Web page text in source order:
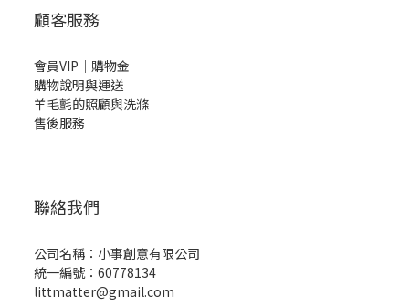
顧客服務
會員VIP｜購物金
購物說明與運送
羊毛氈的照顧與洗滌
售後服務
聯絡我們
公司名稱：小事創意有限公司
統一編號：60778134
littmatter@gmail.com